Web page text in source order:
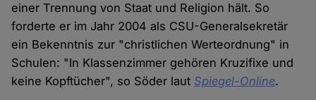
einer Trennung von Staat und Religion hält. So
forderte er im Jahr 2004 als CSU-Generalsekretär
ein Bekenntnis zur "christlichen Werteordnung" in
Schulen: "In Klassenzimmer gehören Kruzifixe und
keine Kopftücher", so Söder laut Spiegel-Online.